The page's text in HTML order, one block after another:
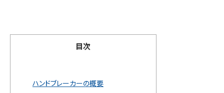
目次
ハンドブレーカーの概要